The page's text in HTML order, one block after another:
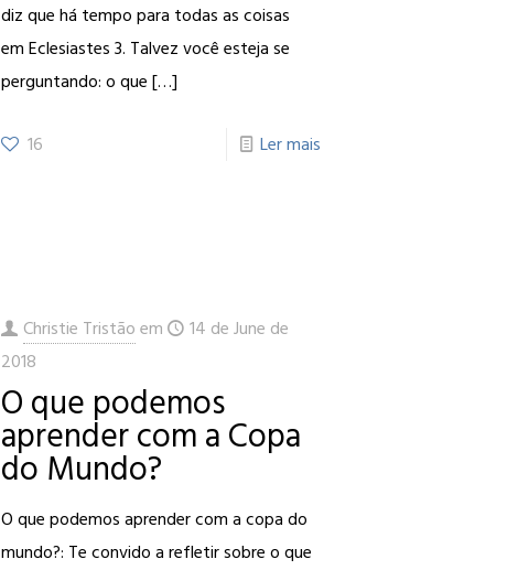
diz que há tempo para todas as coisas
em Eclesiastes 3. Talvez você esteja se
perguntando: o que[…]
16 Ler mais
Christie Tristãoem
14 de June de
2018
O que podemos
aprender com a Copa
do Mundo?
O que podemos aprender com a copa do
mundo?: Te convido a refletir sobre o que